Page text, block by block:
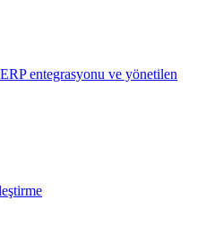
entegrasyonu ve yönetilen